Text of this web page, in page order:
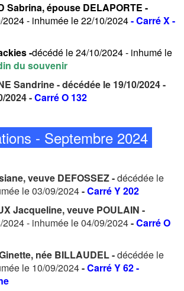
Sabrina, épouse DELAPORTE -
- inhumée le 22/10/2024- Carré X -
-décédé le 24/10/2024 - inhumé le
du souvenir
Sandrine - décédée le 19/10/2024 -
2024 -Carré O 132
- Septembre 2024
veuve DEFOSSEZ -décédée le
le 03/09/2024-Carré Y 202
Jacqueline, veuve POULAIN -
- inhumée le 04/09/2024-Carré O
née BILLAUDEL -décédée le
le 10/09/2024-Carré Y 62 -